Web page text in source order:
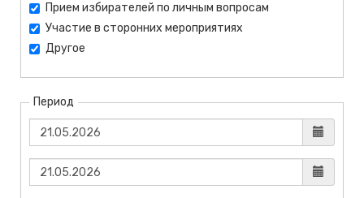
Прием избирателей по личным вопросам
Участие в сторонних мероприятиях
Другое
Период